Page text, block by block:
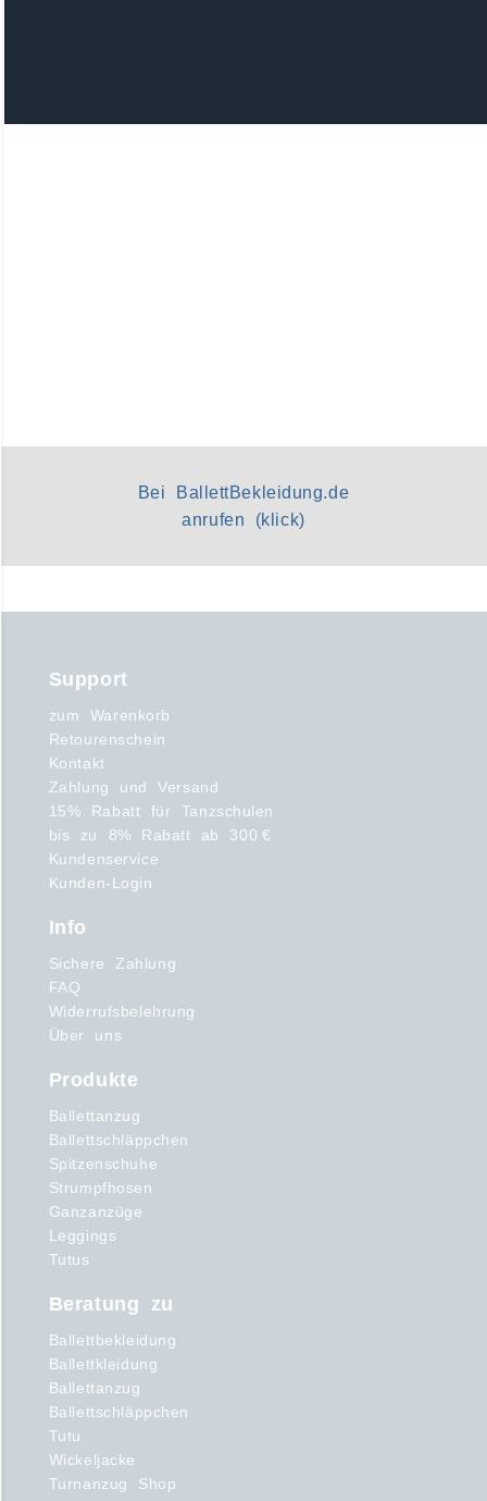
Bei BallettBekleidung.de
anrufen (klick)
Support
zum Warenkorb
Retourenschein
Kontakt
Zahlung und Versand
15% Rabatt für Tanzschulen
bis zu 8% Rabatt ab 300 €
Kundenservice
Kunden-Login
Info
Sichere Zahlung
FAQ
Widerrufsbelehrung
Über uns
Produkte
Ballettanzug
Ballettschläppchen
Spitzenschuhe
Strumpfhosen
Ganzanzüge
Leggings
Tutus
Beratung zu
Ballettbekleidung
Ballettkleidung
Ballettanzug
Ballettschläppchen
Tutu
Wickeljacke
Turnanzug Shop